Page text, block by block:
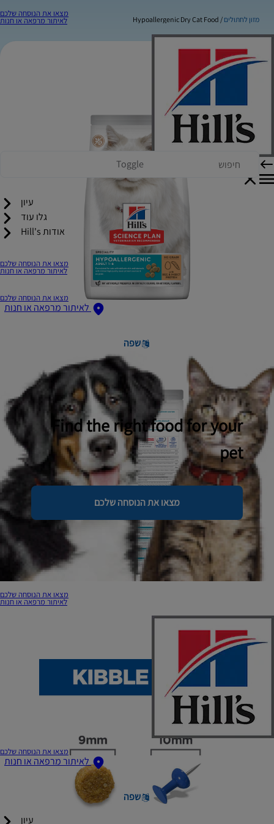
מצאו את הנוסחה שלכם
לאיתור מרפאה או חנות
Toggle
עיון
גלו עוד
אודות Hill's
מצאו את הנוסחה שלכם
לאיתור מרפאה או חנות
מצאו את הנוסחה שלכם
לאיתור מרפאה או חנות
שפה
Find the right food for your
pet
מצאו את הנוסחה שלכם
מצאו את הנוסחה שלכם
לאיתור מרפאה או חנות
מצאו את הנוסחה שלכם
לאיתור מרפאה או חנות
שפה
עיון
מזון לחתולים Hypoallergenic Dry Cat Food